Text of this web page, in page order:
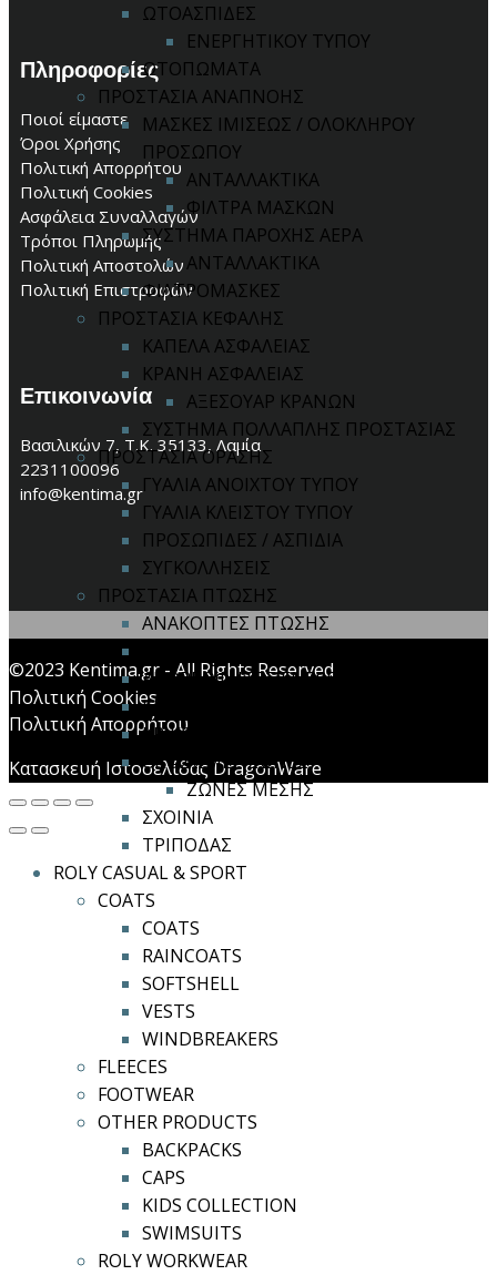
ΩΤΟΑΣΠΙΔΕΣ
ΕΝΕΡΓΗΤΙΚΟΥ ΤΥΠΟΥ
ΩΤΟΠΩΜΑΤΑ
ΠΡΟΣΤΑΣΙΑ ΑΝΑΠΝΟΗΣ
ΜΑΣΚΕΣ ΙΜΙΣΕΩΣ / ΟΛΟΚΛΗΡΟΥ
ΠΡΟΣΩΠΟΥ
ΑΝΤΑΛΛΑΚΤΙΚΑ
ΦΙΛΤΡΑ ΜΑΣΚΩΝ
ΣΥΣΤΗΜΑ ΠΑΡΟΧΗΣ ΑΕΡΑ
ΑΝΤΑΛΛΑΚΤΙΚΑ
ΦΙΛΤΡΟΜΑΣΚΕΣ
ΠΡΟΣΤΑΣΙΑ ΚΕΦΑΛΗΣ
ΚΑΠΕΛΑ ΑΣΦΑΛΕΙΑΣ
ΚΡΑΝΗ ΑΣΦΑΛΕΙΑΣ
ΑΞΕΣΟΥΑΡ ΚΡΑΝΩΝ
ΣΥΣΤΗΜΑ ΠΟΛΛΑΠΛΗΣ ΠΡΟΣΤΑΣΙΑΣ
ΠΡΟΣΤΑΣΙΑ ΟΡΑΣΗΣ
ΓΥΑΛΙΑ ΑΝΟΙΧΤΟΥ ΤΥΠΟΥ
ΓΥΑΛΙΑ ΚΛΕΙΣΤΟΥ ΤΥΠΟΥ
ΠΡΟΣΩΠΙΔΕΣ / ΑΣΠΙΔΙΑ
ΣΥΓΚΟΛΛΗΣΕΙΣ
ΠΡΟΣΤΑΣΙΑ ΠΤΩΣΗΣ
ΑΝΑΚΟΠΤΕΣ ΠΤΩΣΗΣ
ΑΠΟΡΡΟΦΗΤΕΣ ΕΝΕΡΓΕΙΑΣ
ΚΙΤ ΠΤΩΣΗΣ
ΚΡΙΚΟΙ / ΓΑΝΤΖΟΙ
ΟΛΟΣΩΜΕΣ ΖΩΝΕΣ
ΖΩΝΕΣ ΜΕΣΗΣ
ΣΧΟΙΝΙΑ
ΤΡΙΠΟΔΑΣ
ROLY CASUAL & SPORT
COATS
COATS
RAINCOATS
SOFTSHELL
VESTS
WINDBREAKERS
FLEECES
FOOTWEAR
OTHER PRODUCTS
BACKPACKS
CAPS
KIDS COLLECTION
SWIMSUITS
ROLY WORKWEAR
Πληροφορίες
Ποιοί είμαστε
Όροι Χρήσης
Πολιτική Απορρήτου
Πολιτική Cookies
Ασφάλεια Συναλλαγών
Τρόποι Πληρωμής
Πολιτική Αποστολών
Πολιτική Επιστροφών
Επικοινωνία
Βασιλικών 7, Τ.Κ. 35133, Λαμία
2231100096
info@kentima.gr
©2023 Kentima.gr - All Rights Reserved
Πολιτική Cookies
Πολιτική Απορρήτου
Κατασκευή Ιστοσελίδας DragonWare